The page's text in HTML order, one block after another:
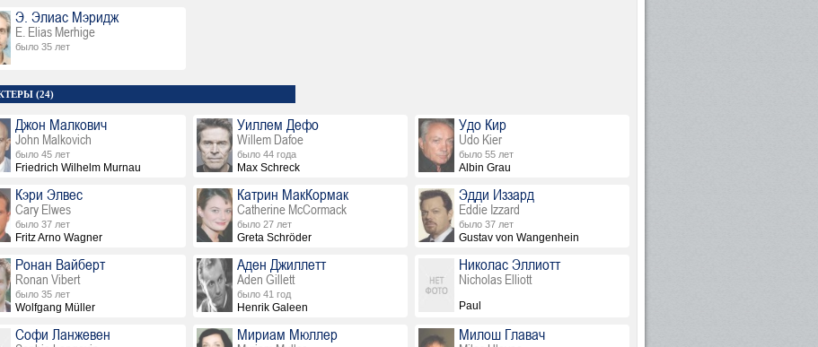
Э. Элиас Мэридж
E. Elias Merhige
было 35 лет
(24)
Джон Малкович
John Malkovich
было 45 лет
Friedrich Wilhelm Murnau
Уиллем Дефо
Willem Dafoe
было 44 года
Max Schreck
Удо Кир
Udo Kier
было 55 лет
Albin Grau
Кэри Элвес
Cary Elwes
было 37 лет
Fritz Arno Wagner
Катрин МакКормак
Catherine McCormack
было 27 лет
Greta Schröder
Эдди Иззард
Eddie Izzard
было 37 лет
Gustav von Wangenhein
Ронан Вайберт
Ronan Vibert
было 35 лет
Wolfgang Müller
Аден Джиллетт
Aden Gillett
было 41 год
Henrik Galeen
Николас Эллиотт
Nicholas Elliott
Paul
Софи Ланжевен Мириам Мюллер Милош Главач